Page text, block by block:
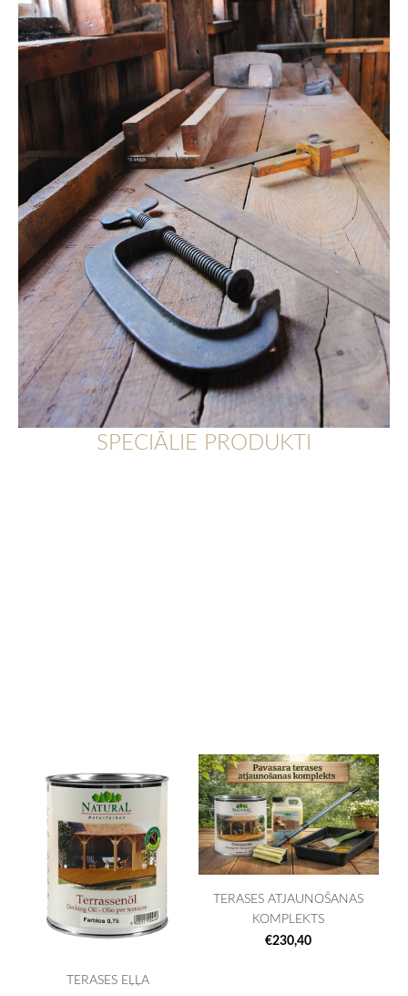
SPECIĀLIE PRODUKTI
TERASES EĻĻA
TERASES ATJAUNOŠANAS
KOMPLEKTS
€230,40